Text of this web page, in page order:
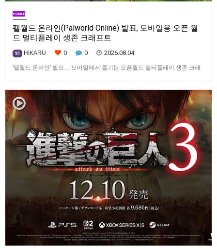
팰월드 온라인(Palworld Online) 발표, 모바일용 오픈 월
드 멀티플레이 생존 크래프트
99 HIKARU 0 0 2026.08.04
'팰월드 온라인' 발표… 모바일에서 즐기는 오픈월드 멀티플레이 생존 크래
인Pocketpair의 정식 라이선스를 받아, 글로벌 히트작 '팰월드(Palworld)'를
기반으로 한…